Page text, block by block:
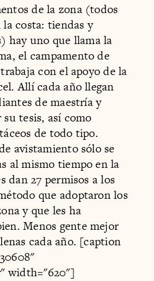
de la zona (todos
costa: tiendas y
hay uno que llama la
el campamento de
con el apoyo de la
Allí cada año llegan
de maestría y
tesis, así como
de todo tipo.
avistamiento sólo se
al mismo tiempo en la
dan 27 permisos a los
que adoptaron los
y que les ha
Menos gente mejor
cada año. [caption
width="620"]